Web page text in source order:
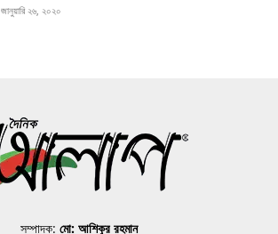
জানুয়ারি ২৬, ২০২০
সম্পাদক: মো: আশিকুর রহমান